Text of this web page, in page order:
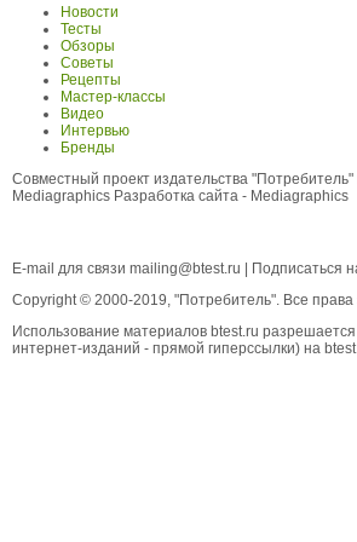
Новости
Тесты
Обзоры
Советы
Рецепты
Мастер-классы
Видео
Интервью
Бренды
Совместный проект издательства "Потребитель"
Mediagraphics Разработка сайта - Mediagraphics
E-mail для связи mailing@btest.ru
Подписаться
Copyright © 2000-2019, "Потребитель". Все
Использование материалов btest.ru
интернет-изданий - прямой гиперссылки) на